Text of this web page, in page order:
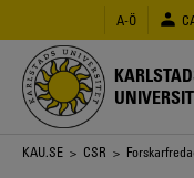
huvudinnehåll
A-Ö
Länkstig
KAU.SE > CSR >